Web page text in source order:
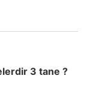
3 tane ?